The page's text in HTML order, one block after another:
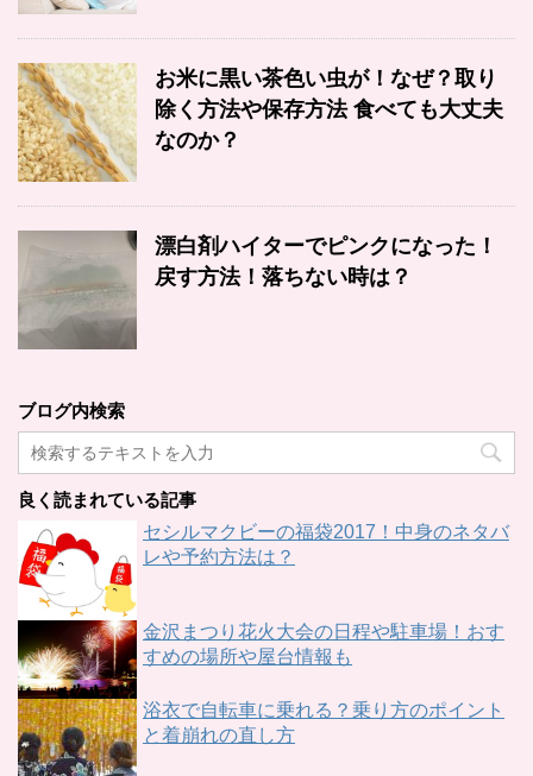
お米に黒い茶色い虫が！なぜ？取り
除く方法や保存方法 食べても大丈夫
なのか？
漂白剤ハイターでピンクになった！
戻す方法！落ちない時は？
ブログ内検索
良く読まれている記事
セシルマクビーの福袋2017！中身のネタバ
レや予約方法は？
金沢まつり花火大会の日程や駐車場！おす
すめの場所や屋台情報も
浴衣で自転車に乗れる？乗り方のポイント
と着崩れの直し方